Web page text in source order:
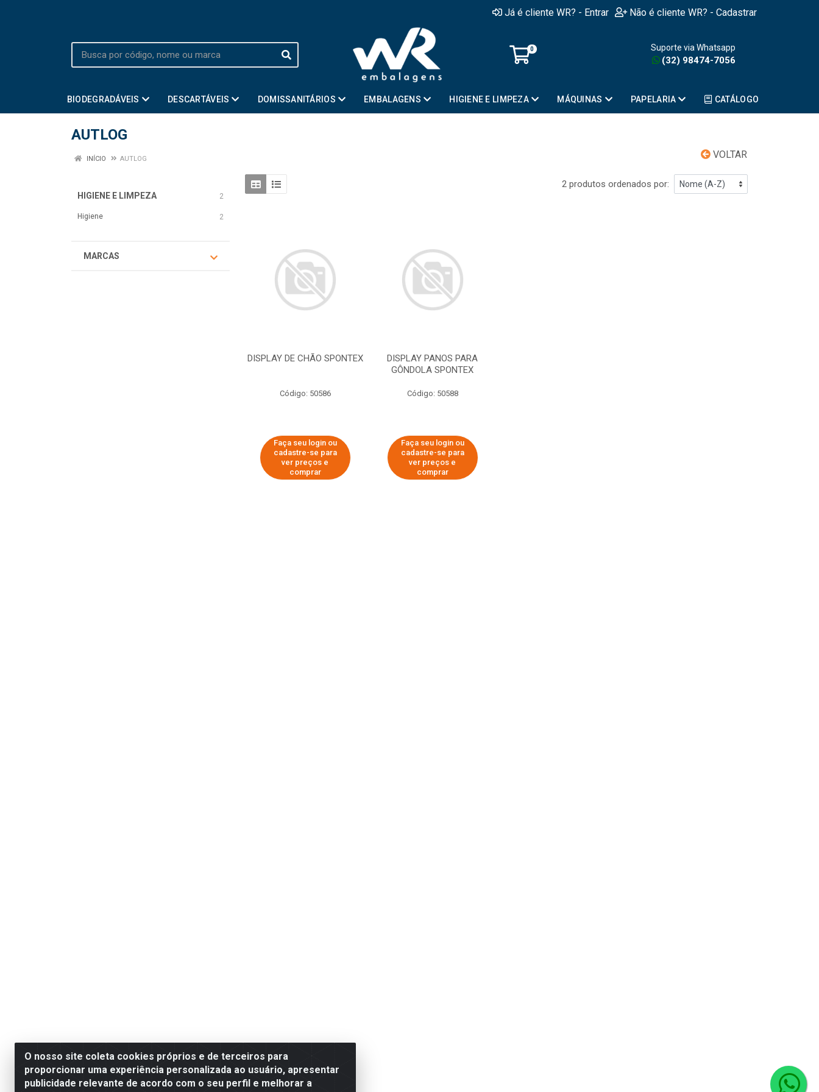
Já é cliente WR? - Entrar Não é cliente WR? - Cadastrar
0 Suporte via Whatsapp
(32) 98474-7056
BIODEGRADÁVEIS DESCARTÁVEIS DOMISSANITÁRIOS EMBALAGENS HIGIENE E LIMPEZA MÁQUINAS PAPELARIA CATÁLOGO
AUTLOG
VOLTAR
INÍCIO AUTLOG
HIGIENE E LIMPEZA 2
Higiene 2
MARCAS
2 produtos ordenados por:
DISPLAY DE CHÃO SPONTEX
Código: 50586
Faça seu login ou
cadastre-se para
ver preços e
comprar
DISPLAY PANOS PARA
GÔNDOLA SPONTEX
Código: 50588
Faça seu login ou
cadastre-se para
ver preços e
comprar
O nosso site coleta cookies próprios e de terceiros para
proporcionar uma experiência personalizada ao usuário, apresentar
publicidade relevante de acordo com o seu perfil e melhorar a